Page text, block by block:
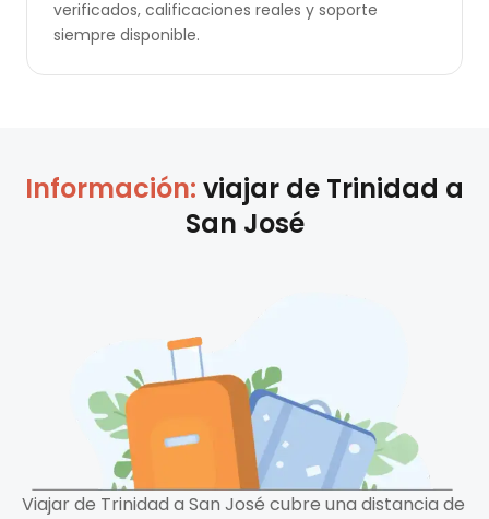
verificados, calificaciones reales y soporte
siempre disponible.
Información: viajar de Trinidad a
San José
Viajar de Trinidad a San José cubre una distancia de